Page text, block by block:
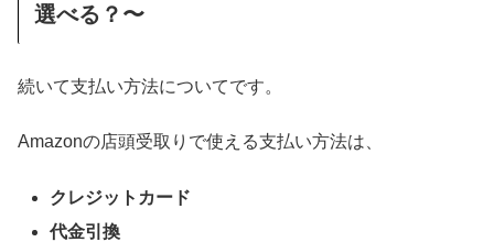
選べる？〜
続いて支払い方法についてです。
Amazonの店頭受取りで使える支払い方法は、
クレジットカード
代金引換